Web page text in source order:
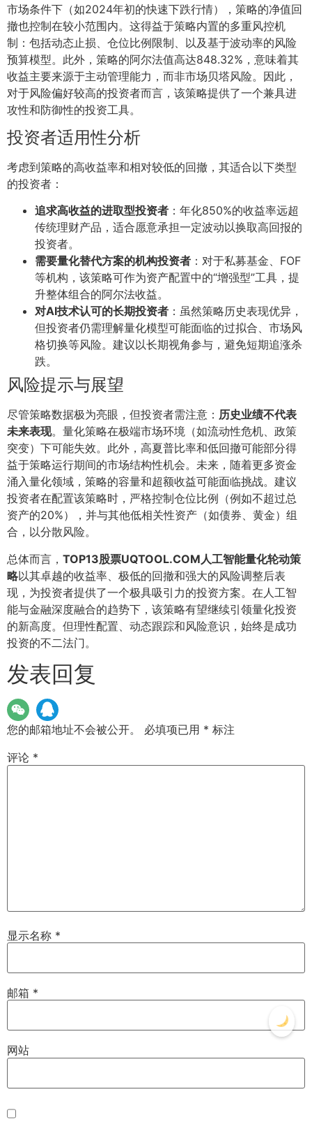
市场条件下（如2024年初的快速下跌行情），策略的净值回
撤也控制在较小范围内。这得益于策略内置的多重风控机
制：包括动态止损、仓位比例限制、以及基于波动率的风险
预算模型。此外，策略的阿尔法值高达848.32%，意味着其
收益主要来源于主动管理能力，而非市场贝塔风险。因此，
对于风险偏好较高的投资者而言，该策略提供了一个兼具进
攻性和防御性的投资工具。
投资者适用性分析
考虑到策略的高收益率和相对较低的回撤，其适合以下类型
的投资者：
追求高收益的进取型投资者 ：年化850%的收益率远超
传统理财产品，适合愿意承担一定波动以换取高回报的
投资者。
需要量化替代方案的机构投资者 ：对于私募基金、FOF
等机构，该策略可作为资产配置中的“增强型”工具，提
升整体组合的阿尔法收益。
对AI技术认可的长期投资者 ：虽然策略历史表现优异，
但投资者仍需理解量化模型可能面临的过拟合、市场风
格切换等风险。建议以长期视角参与，避免短期追涨杀
跌。
风险提示与展望
尽管策略数据极为亮眼，但投资者需注意： 历史业绩不代表
未来表现。量化策略在极端市场环境（如流动性危机、政策
突变）下可能失效。此外，高夏普比率和低回撤可能部分得
益于策略运行期间的市场结构性机会。未来，随着更多资金
涌入量化领域，策略的容量和超额收益可能面临挑战。建议
投资者在配置该策略时，严格控制仓位比例（例如不超过总
资产的20%），并与其他低相关性资产（如债券、黄金）组
合，以分散风险。
总体而言， TOP13股票UQTOOL.COM人工智能量化轮动策
略以其卓越的收益率、极低的回撤和强大的风险调整后表
现，为投资者提供了一个极具吸引力的投资方案。在人工智
能与金融深度融合的趋势下，该策略有望继续引领量化投资
的新高度。但理性配置、动态跟踪和风险意识，始终是成功
投资的不二法门。
发表回复
您的邮箱地址不会被公开。 必填项已用 * 标注
评论 *
显示名称 *
邮箱 *
网站